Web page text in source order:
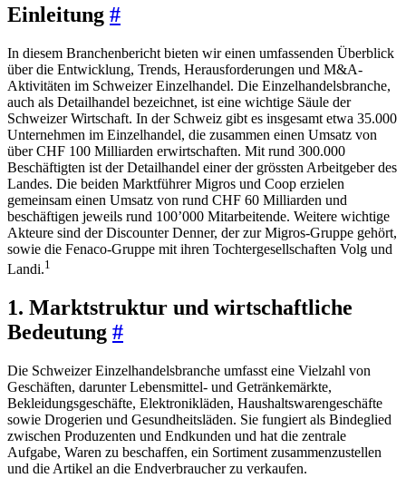
Einleitung #
In diesem Branchenbericht bieten wir einen umfassenden Überblick
über die Entwicklung, Trends, Herausforderungen und M&A-
Aktivitäten im Schweizer Einzelhandel. Die Einzelhandelsbranche,
auch als Detailhandel bezeichnet, ist eine wichtige Säule der
Schweizer Wirtschaft. In der Schweiz gibt es insgesamt etwa 35.000
Unternehmen im Einzelhandel, die zusammen einen Umsatz von
über CHF 100 Milliarden erwirtschaften. Mit rund 300.000
Beschäftigten ist der Detailhandel einer der grössten Arbeitgeber des
Landes. Die beiden Marktführer Migros und Coop erzielen
gemeinsam einen Umsatz von rund CHF 60 Milliarden und
beschäftigen jeweils rund 100’000 Mitarbeitende. Weitere wichtige
Akteure sind der Discounter Denner, der zur Migros-Gruppe gehört,
sowie die Fenaco-Gruppe mit ihren Tochtergesellschaften Volg und
Landi.1
1. Marktstruktur und wirtschaftliche
Bedeutung #
Die Schweizer Einzelhandelsbranche umfasst eine Vielzahl von
Geschäften, darunter Lebensmittel- und Getränkemärkte,
Bekleidungsgeschäfte, Elektronikläden, Haushaltswarengeschäfte
sowie Drogerien und Gesundheitsläden. Sie fungiert als Bindeglied
zwischen Produzenten und Endkunden und hat die zentrale
Aufgabe, Waren zu beschaffen, ein Sortiment zusammenzustellen
und die Artikel an die Endverbraucher zu verkaufen.